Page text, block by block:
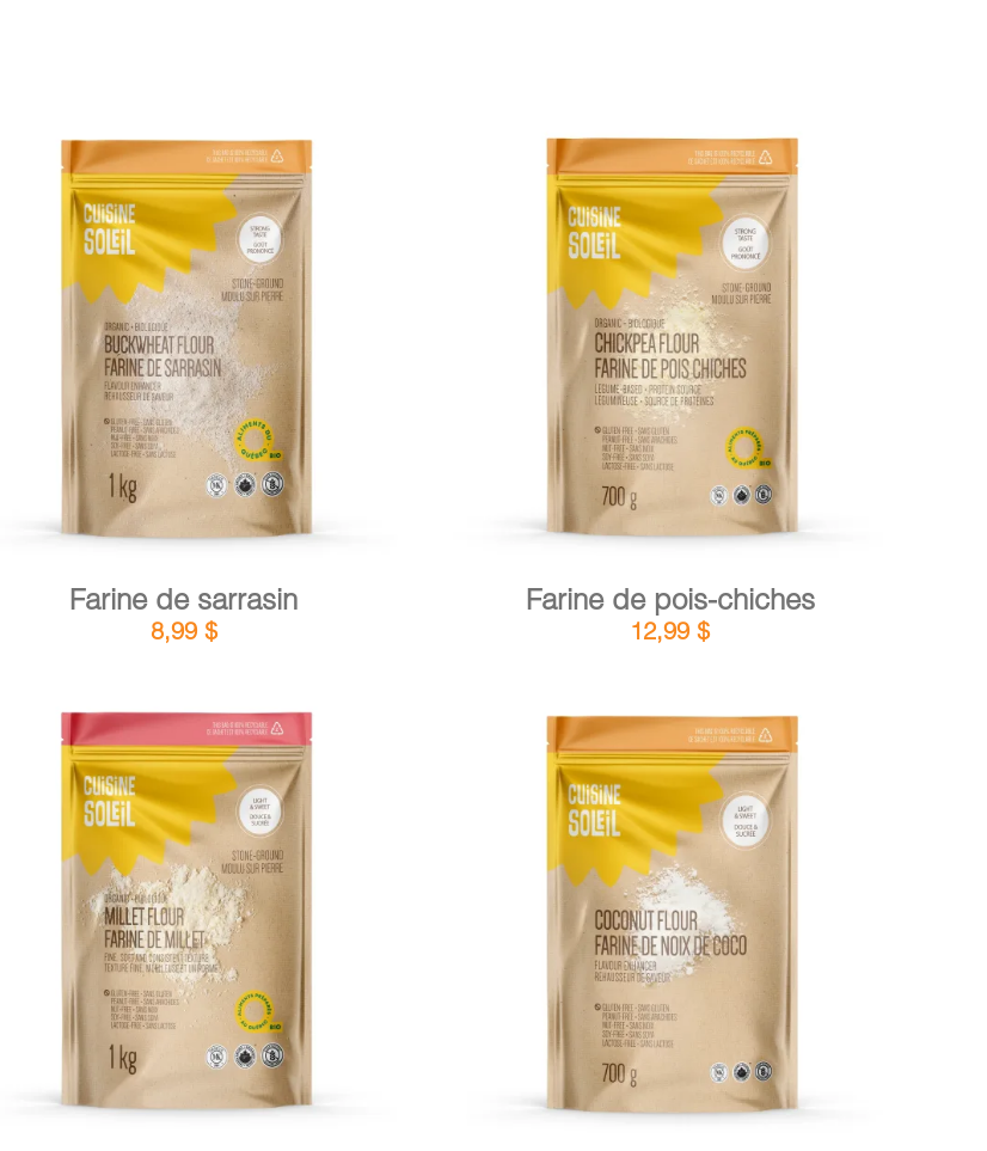
AJOUTER AU PANIER /
Farine de sarrasin
8,99 $
AJOUTER AU PANIER / DÉTAILS
Farine de pois-chiches
12,99$
AJOUTER AU PANIER / DÉTAILS AJOUTER AU PANIER / DÉTAILS